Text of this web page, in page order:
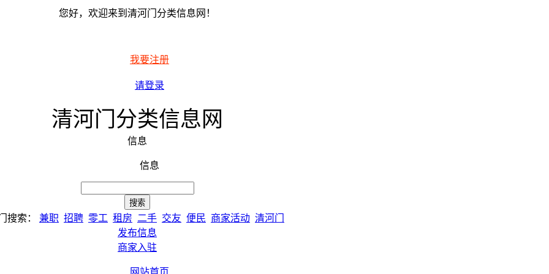
您好，欢迎来到清河门分类信息网！
我要注册
请登录
清河门分类信息网
信息
信息
搜索： 兼职 招聘 零工 租房 二手 交友 便民 商家活动 清河门
发布信息
商家入驻
网站首页